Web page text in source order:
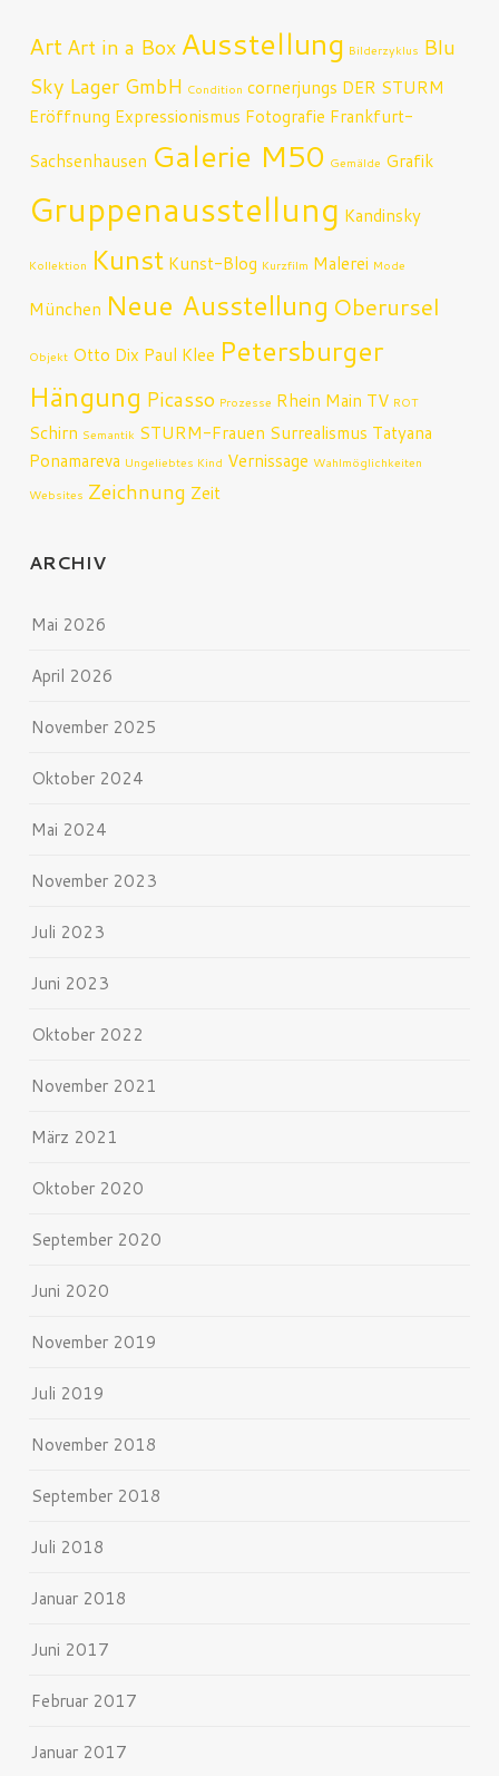
ArtArt in a BoxAusstellung Bilderzyklus Blu
Sky Lager GmbH Condition cornerjungs DER STURM
Eröffnung Expressionismus Fotografie Frankfurt-
Sachsenhausen Galerie M50 Gemälde Grafik
Gruppenausstellung Kandinsky
Kollektion Kunst Kunst-Blog Kurzfilm Malerei Mode
München Neue Ausstellung Oberursel
Objekt Otto Dix Paul Klee Petersburger
Hängung Picasso Prozesse Rhein Main TV ROT
Schirn Semantik STURM-Frauen Surrealismus Tatyana
Ponamareva Ungeliebtes Kind Vernissage Wahlmöglichkeiten
Websites Zeichnung Zeit
ARCHIV
Mai 2026
April 2026
November 2025
Oktober 2024
Mai 2024
November 2023
Juli 2023
Juni 2023
Oktober 2022
November 2021
März 2021
Oktober 2020
September 2020
Juni 2020
November 2019
Juli 2019
November 2018
September 2018
Juli 2018
Januar 2018
Juni 2017
Februar 2017
Januar 2017